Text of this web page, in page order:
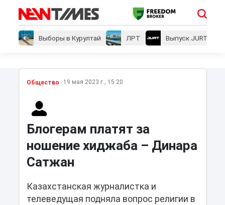
Выборы в Курултай ЛРТ Выпуск JURT
Общество 19 мая 2023 г., 15:20
Блогерам платят за
ношение хиджаба – Динара
Сатжан
Казахстанская журналистка и
телеведущая подняла вопрос религии в